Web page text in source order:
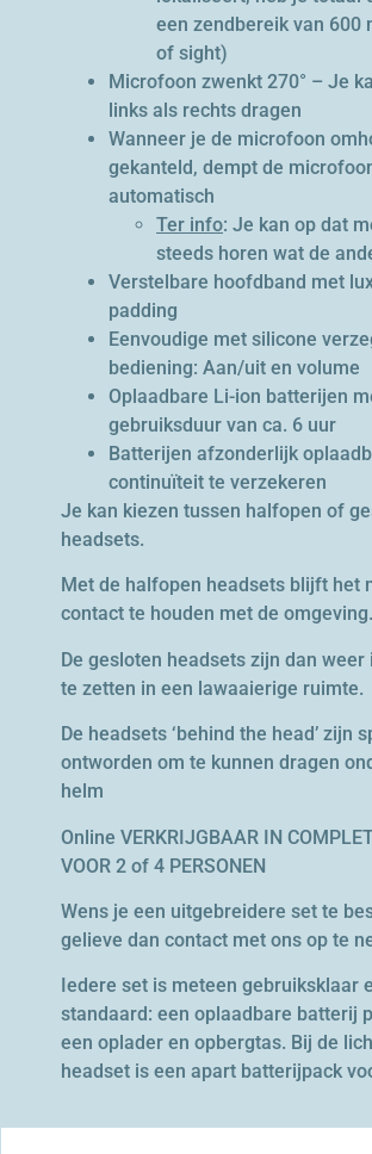
een zendbereik van 600
of sight)
Microfoon zwenkt 270° – Je
links als rechts dragen
Wanneer je de microfoon
gekanteld, dempt de
automatisch
Ter info: Je kan op dat
steeds horen wat de
Verstelbare hoofdband met
padding
Eenvoudige met silicone
bediening: Aan/uit en volume
Oplaadbare Li-ion batterijen
gebruiksduur van ca. 6 uur
Batterijen afzonderlijk
continuïteit te verzekeren
Je kan kiezen tussen halfopen of
headsets.
Met de halfopen headsets blijft het
contact te houden met de omgeving.
De gesloten headsets zijn dan weer
te zetten in een lawaaierige ruimte.
De headsets ‘behind the head’ zijn
ontworden om te kunnen dragen
helm
Online VERKRIJGBAAR IN
VOOR 2 of 4 PERSONEN
Wens je een uitgebreidere set te
gelieve dan contact met ons op te
Iedere set is meteen gebruiksklaar
standaard: een oplaadbare batterij
een oplader en opbergtas. Bij de
headset is een apart batterijpack